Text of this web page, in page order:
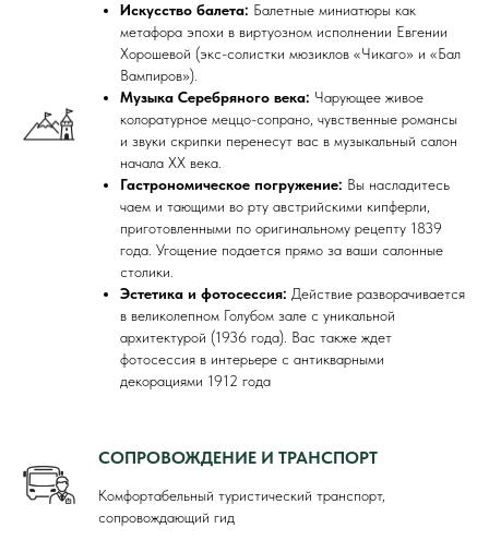
Искусство балета: Балетные миниатюры как
метафора эпохи в виртуозном исполнении Евгении
Хорошевой (экс-солистки мюзиклов «Чикаго» и «Бал
Вампиров»).
Музыка Серебряного века: Чарующее живое
колоратурное меццо-сопрано, чувственные романсы
и звуки скрипки перенесут вас в музыкальный салон
начала XX века.
Гастрономическое погружение: Вы насладитесь
чаем и тающими во рту австрийскими кипферли,
приготовленными по оригинальному рецепту 1839
года. Угощение подается прямо за ваши салонные
столики.
Эстетика и фотосессия: Действие разворачивается
в великолепном Голубом зале с уникальной
архитектурой (1936 года). Вас также ждет
фотосессия в интерьере с антикварными
декорациями 1912 года
СОПРОВОЖДЕНИЕ И ТРАНСПОРТ
Комфортабельный туристический транспорт,
сопровождающий гид